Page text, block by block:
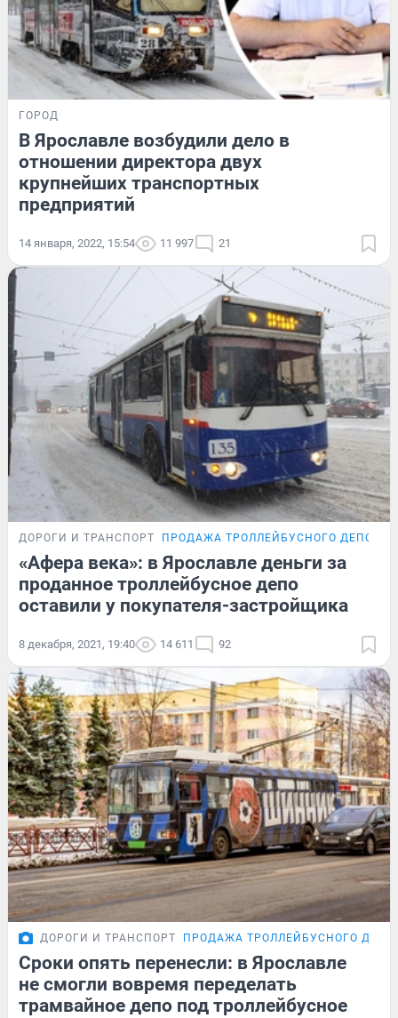
ГОРОД
В Ярославле возбудили дело в
отношении директора двух
крупнейших транспортных
предприятий
14 января, 2022, 15:54 11 997 21
ДОРОГИ И ТРАНСПОРТ ПРОДАЖА ТРОЛЛЕЙБУСНОГО ДЕПО
«Афера века»: в Ярославле деньги за
проданное троллейбусное депо
оставили у покупателя-застройщика
8 декабря, 2021, 19:40 14 611 92
ДОРОГИ И ТРАНСПОРТ ПРОДАЖА ТРОЛЛЕЙБУСНОГО ДЕПО
Сроки опять перенесли: в Ярославле
не смогли вовремя переделать
трамвайное депо под троллейбусное